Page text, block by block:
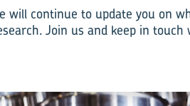
will continue to update you on
Join us and keep in touch